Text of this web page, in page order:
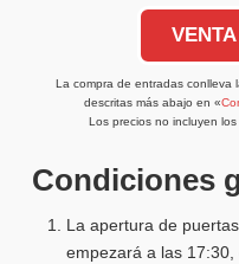
La compra de entradas conlleva
descritas más abajo en «
Los precios no incluyen
Condiciones
La apertura de
empezará a las